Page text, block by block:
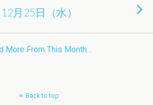
月25日（水）
More From This Month…
Back to top